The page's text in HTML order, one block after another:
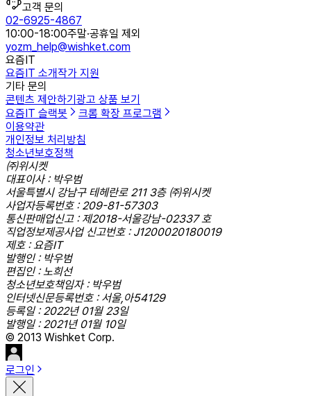
고객 문의
02-6925-4867
10:00-18:00주말·공휴일 제외
yozm_help@wishket.com
요즘IT
요즘IT 소개작가 지원
기타 문의
콘텐츠 제안하기 광고 상품 보기
요즘IT 슬랙봇
크롬 확장 프로그램
이용약관
개인정보 처리방침
청소년보호정책
㈜위시켓
대표이사 : 박우범
서울특별시 강남구 테헤란로 211 3층 ㈜위시켓
사업자등록번호 : 209-81-57303
통신판매업신고 : 제2018-서울강남-02337 호
직업정보제공사업 신고번호 : J1200020180019
제호 : 요즘IT
발행인 : 박우범
편집인 : 노희선
청소년보호책임자 : 박우범
인터넷신문등록번호 : 서울,아54129
등록일 : 2022년 01월 23일
발행일 : 2021년 01월 10일
© 2013 Wishket Corp.
로그인